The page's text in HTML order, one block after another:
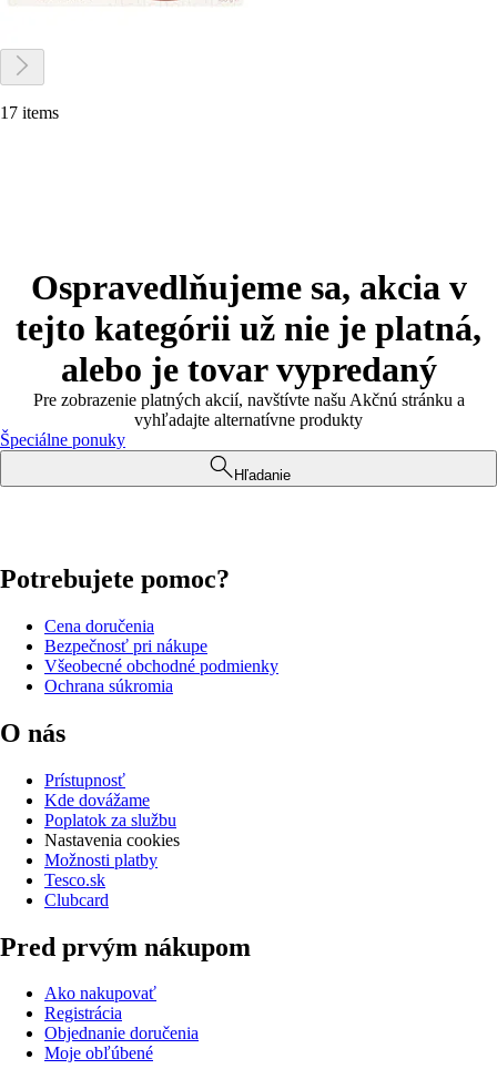
17 items
Ospravedlňujeme sa, akcia v
tejto kategórii už nie je platná,
alebo je tovar vypredaný
Pre zobrazenie platných akcií, navštívte našu Akčnú stránku a
vyhľadajte alternatívne produkty
Špeciálne ponuky
Hľadanie
Potrebujete pomoc?
Cena doručenia
Bezpečnosť pri nákupe
Všeobecné obchodné podmienky
Ochrana súkromia
O nás
Prístupnosť
Kde dovážame
Poplatok za službu
Nastavenia cookies
Možnosti platby
Tesco.sk
Clubcard
Pred prvým nákupom
Ako nakupovať
Registrácia
Objednanie doručenia
Moje obľúbené